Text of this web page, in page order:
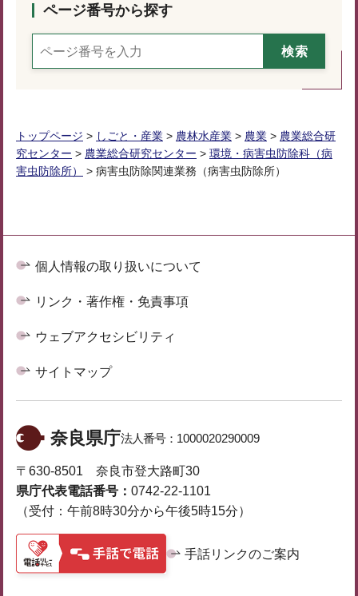
ページ番号から探す
トップページ > しごと・産業 > 農林水産業 > 農業 > 農業総合研
究センター > 農業総合研究センター > 環境・病害虫防除科（病
害虫防除所）
> 病害虫防除関連業務（病害虫防除所）
個人情報の取り扱いについて
リンク・著作権・免責事項
ウェブアクセシビリティ
サイトマップ
奈良県庁法人番号： 1000020290009
〒630-8501 奈良市登大路町30
県庁代表電話番号： 0742-22-1101
（受付：午前8時30分から午後5時15分）
手話リンクのご案内